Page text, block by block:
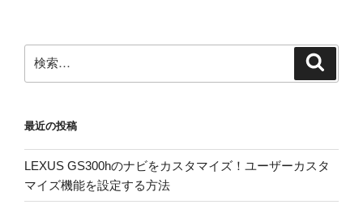
索:
最近の投稿
LEXUS GS300hのナビをカスタマイズ！ユーザーカスタ
マイズ機能を設定する方法